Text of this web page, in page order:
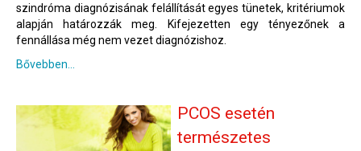
szindróma diagnózisának felállítását egyes tünetek, kritériumok
alapján határozzák meg. Kifejezetten egy tényezőnek a
fennállása még nem vezet diagnózishoz.
Bővebben...
PCOS esetén
természetes